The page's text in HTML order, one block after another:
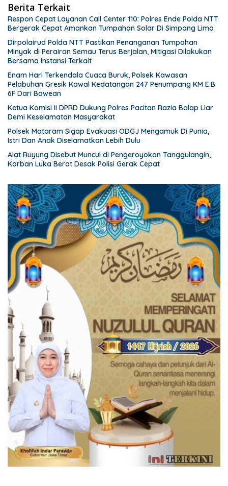
Berita Terkait
Respon Cepat Layanan Call Center 110: Polres Ende Polda NTT
Bergerak Cepat Amankan Tumpahan Solar Di Simpang Lima
Dirpolairud Polda NTT Pastikan Penanganan Tumpahan
Minyak di Perairan Semau Terus Berjalan, Mitigasi Dilakukan
Bersama Instansi Terkait
Enam Hari Terkendala Cuaca Buruk, Polsek Kawasan
Pelabuhan Gresik Kawal Kedatangan 247 Penumpang KM E.B
6F Dari Bawean
Ketua Komisi II DPRD Dukung Polres Pacitan Razia Balap Liar
Demi Keselamatan Masyarakat
Polsek Mataram Sigap Evakuasi ODGJ Mengamuk Di Punia,
Istri Dan Anak Diselamatkan Lebih Dulu
Alat Ruyung Disebut Muncul di Pengeroyokan Tanggulangin,
Korban Luka Berat Desak Polisi Gerak Cepat